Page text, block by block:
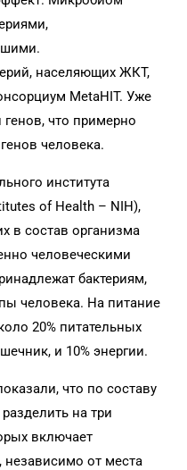
населяющих ЖКТ,
MetaHIT. Уже
что примерно
человека.
института
of Health – NIH),
в состав организма
человеческими
бактериям,
человека. На питание
20% питательных
и 10% энергии.
что по составу
на три
включает
независимо от места